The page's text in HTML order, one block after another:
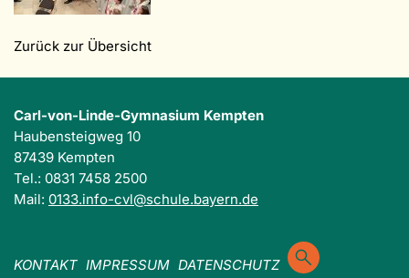
Zurück zur Übersicht
Carl-von-Linde-Gymnasium Kempten
Haubensteigweg 10
87439 Kempten
Tel.: 0831 7458 2500
Mail: 0133.info-cvl@schule.bayern.de
KONTAKT IMPRESSUM DATENSCHUTZ